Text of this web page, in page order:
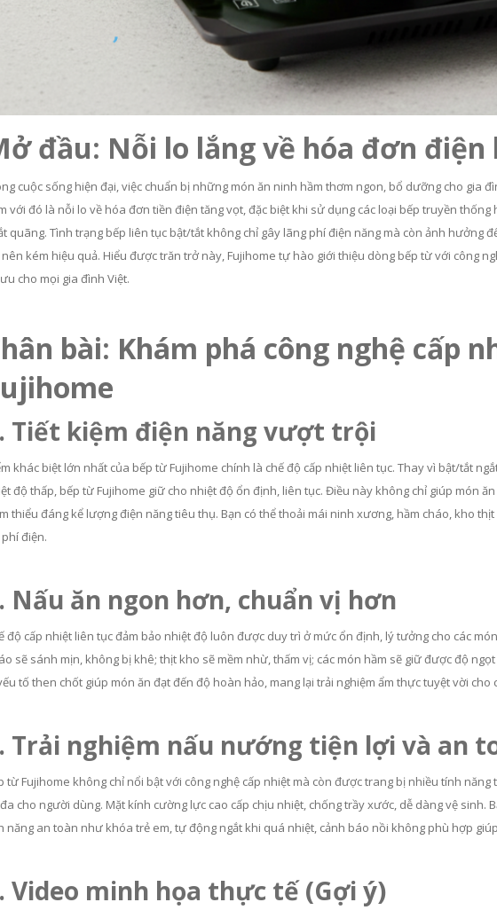
đầu: Nỗi lo lắng về hóa đơn điện
cuộc sống hiện đại, việc chuẩn bị những món ăn ninh hầm thơm ngon, bổ dưỡng cho gia
với đó là nỗi lo về hóa đơn tiền điện tăng vọt, đặc biệt khi sử dụng các loại bếp truyền
quãng. Tình trạng bếp liên tục bật/tắt không chỉ gây lãng phí điện năng mà còn ảnh hưởng
kém hiệu quả. Hiểu được trăn trở này, Fujihome tự hào giới thiệu dòng bếp từ với công
cho mọi gia đình Việt.
bài: Khám phá công nghệ cấp
Tiết kiệm điện năng vượt trội
khác biệt lớn nhất của bếp từ Fujihome chính là chế độ cấp nhiệt liên tục. Thay vì bật/tắt
độ thấp, bếp từ Fujihome giữ cho nhiệt độ ổn định, liên tục. Điều này không chỉ giúp món
thiểu đáng kể lượng điện năng tiêu thụ. Bạn có thể thoải mái ninh xương, hầm cháo, kho
phí điện.
Nấu ăn ngon hơn, chuẩn vị hơn
độ cấp nhiệt liên tục đảm bảo nhiệt độ luôn được duy trì ở mức ổn định, lý tưởng cho các
sẽ sánh mịn, không bị khê; thịt kho sẽ mềm nhừ, thấm vị; các món hầm sẽ giữ được độ
tố then chốt giúp món ăn đạt đến độ hoàn hảo, mang lại trải nghiệm ẩm thực tuyệt vời cho
Trải nghiệm nấu nướng tiện lợi và an
từ Fujihome không chỉ nổi bật với công nghệ cấp nhiệt mà còn được trang bị nhiều tính
cho người dùng. Mặt kính cường lực cao cấp chịu nhiệt, chống trầy xước, dễ dàng vệ sinh.
năng an toàn như khóa trẻ em, tự động ngắt khi quá nhiệt, cảnh báo nồi không phù hợp
Video minh họa thực tế (Gợi ý)